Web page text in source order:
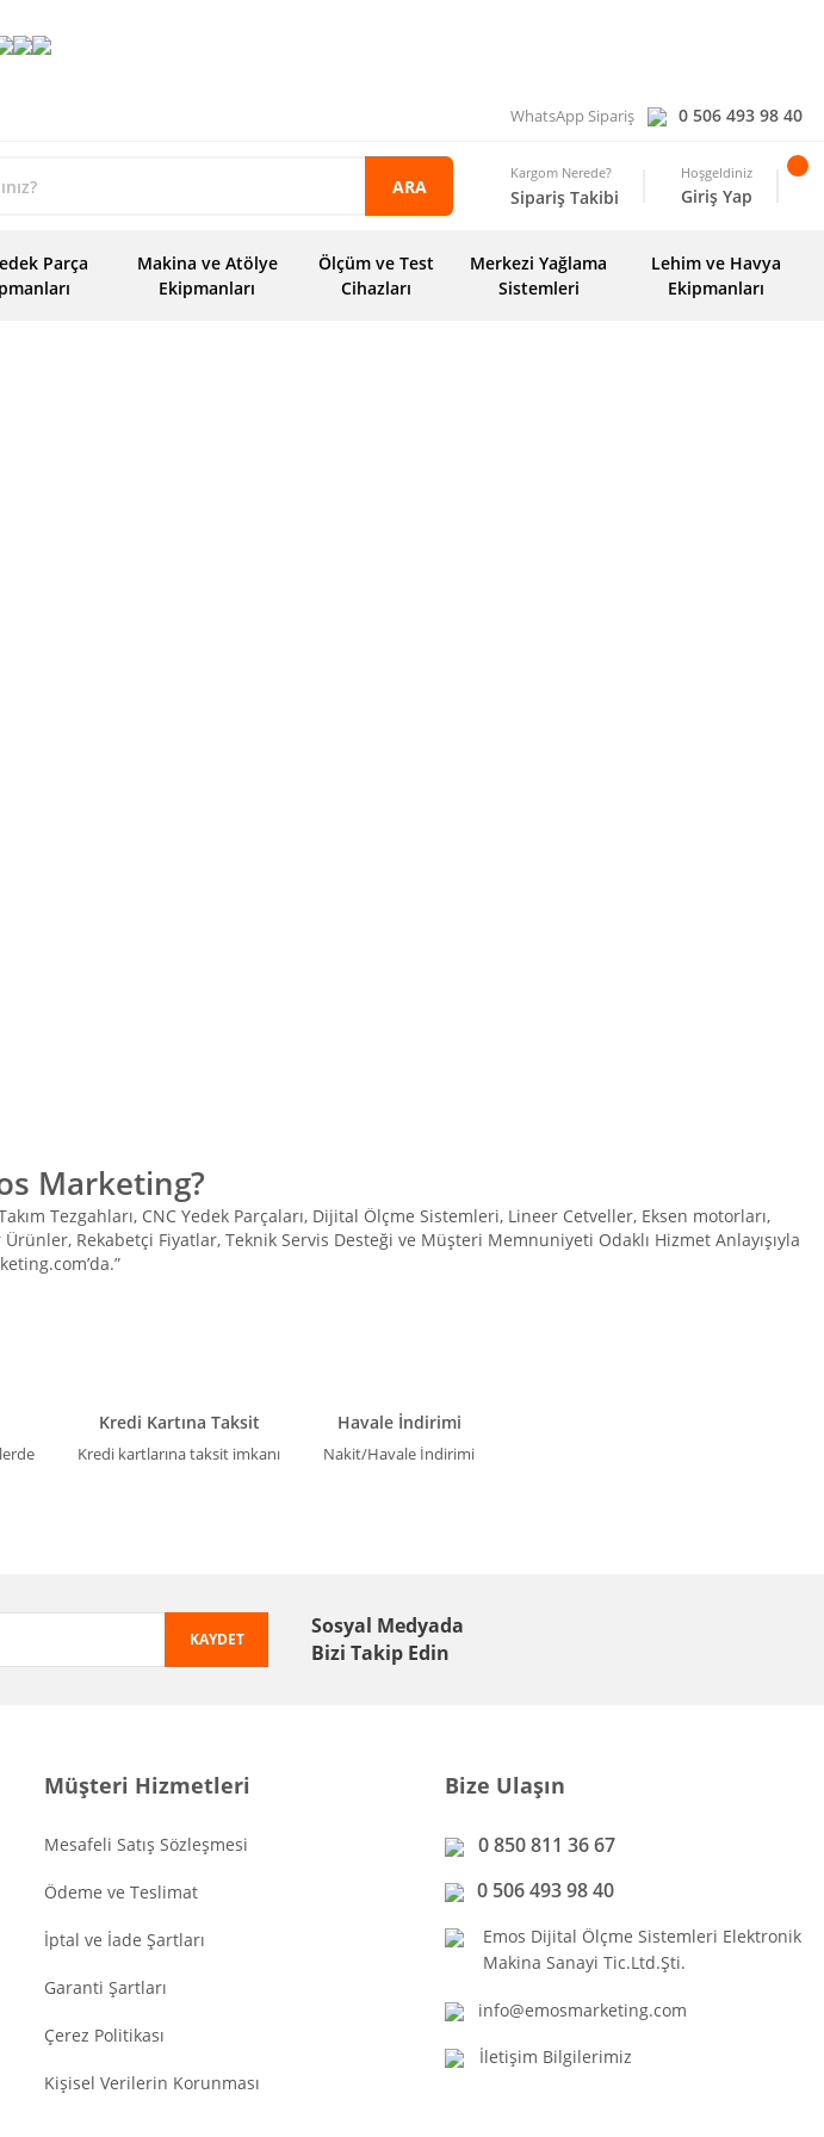
WhatsApp Sipariş 0 506 493 98 40
ARA
Kargom Nerede?
Sipariş Takibi
Hoşgeldiniz
Giriş Yap
Parça
Makina ve Atölye
Ekipmanları
Ölçüm ve Test
Cihazları
Merkezi Yağlama
Sistemleri
Lehim ve Havya
Ekipmanları
Marketing?
Tezgahları, CNC Yedek Parçaları, Dijital Ölçme Sistemleri, Lineer Cetveller, Eksen motorları,
Rekabetçi Fiyatlar, Teknik Servis Desteği ve Müşteri Memnuniyeti Odaklı Hizmet Anlayışıyla
Kredi Kartına Taksit
Kredi kartlarına taksit imkanı
Havale İndirimi
Nakit/Havale İndirimi
KAYDET
Sosyal Medyada
Bizi Takip Edin
Müşteri Hizmetleri
Mesafeli Satış Sözleşmesi
Ödeme ve Teslimat
İptal ve İade Şartları
Garanti Şartları
Çerez Politikası
Kişisel Verilerin Korunması
Bize Ulaşın
0 850 811 36 67
0 506 493 98 40
Emos Dijital Ölçme Sistemleri Elektronik
Makina Sanayi Tic.Ltd.Şti.
info@emosmarketing.com
İletişim Bilgilerimiz